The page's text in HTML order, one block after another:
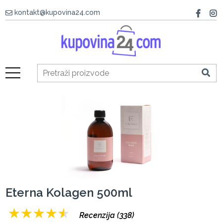
kontakt@kupovina24.com
Eterna Kolagen 500ml
★★★★★ Recenzija (338)